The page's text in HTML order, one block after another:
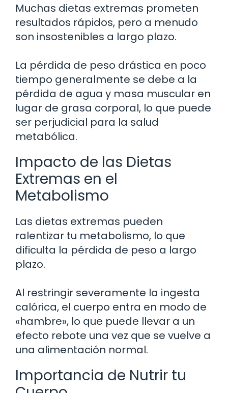
Muchas dietas extremas prometen
resultados rápidos, pero a menudo
son insostenibles a largo plazo.
La pérdida de peso drástica en poco
tiempo generalmente se debe a la
pérdida de agua y masa muscular en
lugar de grasa corporal, lo que puede
ser perjudicial para la salud
metabólica.
Impacto de las Dietas
Extremas en el
Metabolismo
Las dietas extremas pueden
ralentizar tu metabolismo, lo que
dificulta la pérdida de peso a largo
plazo.
Al restringir severamente la ingesta
calórica, el cuerpo entra en modo de
«hambre», lo que puede llevar a un
efecto rebote una vez que se vuelve a
una alimentación normal.
Importancia de Nutrir tu